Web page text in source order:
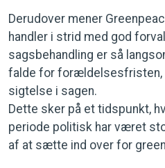
Derudover mener
handler i strid med god
sagsbehandling er så
falde for forældelsesfristen,
sigtelse i sagen.
Dette sker på et tidspunkt,
periode politisk har været
af at sætte ind over for